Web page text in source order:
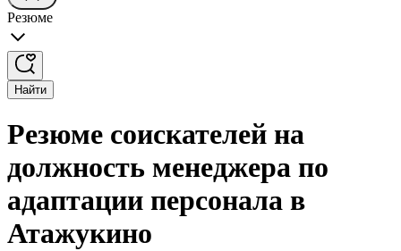
Резюме
Найти
Резюме соискателей на
должность менеджера по
адаптации персонала в
Атажукино